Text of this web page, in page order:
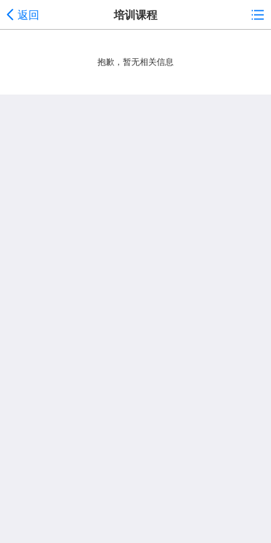
返回 培训课程
抱歉，暂无相关信息